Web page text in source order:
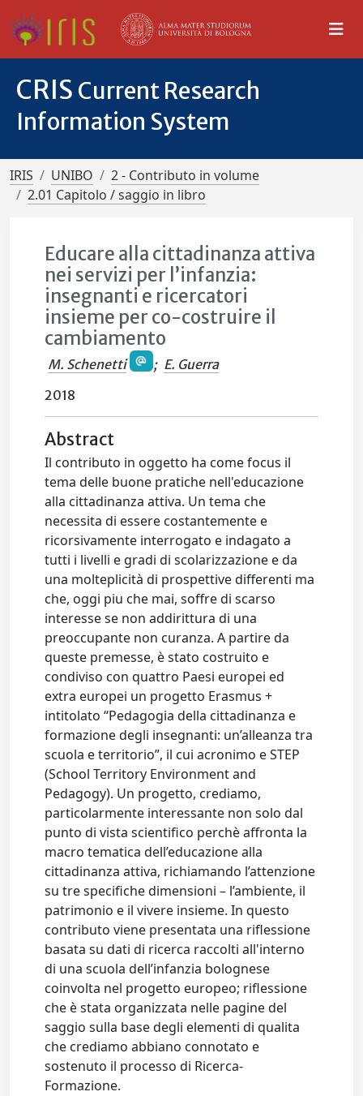
CRIS Current Research
Information System
IRIS UNIBO
2 - Contributo in volume
2.01 Capitolo / saggio in libro
Educare alla cittadinanza attiva
nei servizi per l’infanzia:
insegnanti e ricercatori
insieme per co-costruire il
cambiamento
M. Schenetti ; E. Guerra
2018
Abstract
Il contributo in oggetto ha come focus il
tema delle buone pratiche nell'educazione
alla cittadinanza attiva. Un tema che
necessita di essere costantemente e
ricorsivamente interrogato e indagato a
tutti i livelli e gradi di scolarizzazione e da
una molteplicità di prospettive differenti ma
che, oggi piu che mai, soffre di scarso
interesse se non addirittura di una
preoccupante non curanza. A partire da
queste premesse, è stato costruito e
condiviso con quattro Paesi europei ed
extra europei un progetto Erasmus +
intitolato “Pedagogia della cittadinanza e
formazione degli insegnanti: un’alleanza tra
scuola e territorio”, il cui acronimo e STEP
(School Territory Environment and
Pedagogy). Un progetto, crediamo,
particolarmente interessante non solo dal
punto di vista scientifico perchè affronta la
macro tematica dell’educazione alla
cittadinanza attiva, richiamando l’attenzione
su tre specifiche dimensioni – l’ambiente, il
patrimonio e il vivere insieme. In questo
contributo viene presentata una riflessione
basata su dati di ricerca raccolti all'interno
di una scuola dell’infanzia bolognese
coinvolta nel progetto europeo; riflessione
che è stata organizzata nelle pagine del
saggio sulla base degli elementi di qualita
che crediamo abbiano connotato e
sostenuto il processo di Ricerca-
Formazione.